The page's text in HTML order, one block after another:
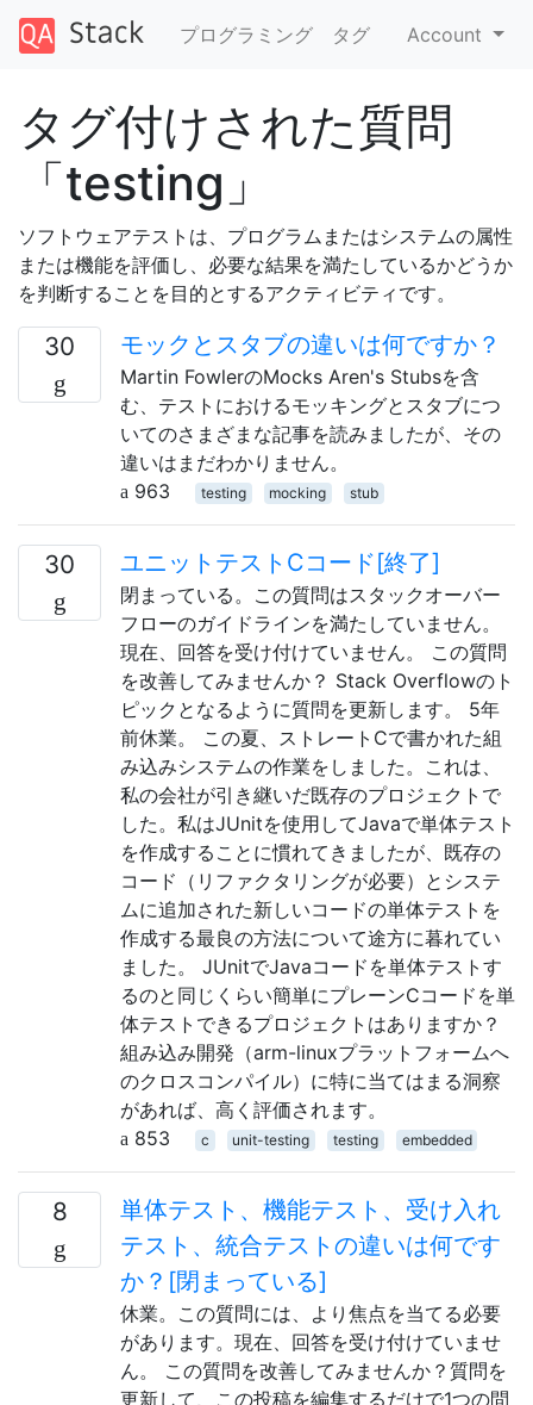
プログラミング タグ Account
タグ付けされた質問
「testing」
ソフトウェアテストは、プログラムまたはシステムの属性
または機能を評価し、必要な結果を満たしているかどうか
を判断することを目的とするアクティビティです。
30 モックとスタブの違いは何ですか？
Martin FowlerのMocks Aren's Stubsを含
む、テストにおけるモッキングとスタブにつ
いてのさまざまな記事を読みましたが、その
違いはまだわかりません。
963
testing mocking stub
30 ユニットテストCコード[終了]
閉まっている。この質問はスタックオーバー
フローのガイドラインを満たしていません。
現在、回答を受け付けていません。 この質問
を改善してみませんか？ Stack Overflowのト
ピックとなるように質問を更新します。 5年
前休業。 この夏、ストレートCで書かれた組
み込みシステムの作業をしました。これは、
私の会社が引き継いだ既存のプロジェクトで
した。私はJUnitを使用してJavaで単体テスト
を作成することに慣れてきましたが、既存の
コード（リファクタリングが必要）とシステ
ムに追加された新しいコードの単体テストを
作成する最良の方法について途方に暮れてい
ました。 JUnitでJavaコードを単体テストす
るのと同じくらい簡単にプレーンCコードを単
体テストできるプロジェクトはありますか？
組み込み開発（arm-linuxプラットフォームへ
のクロスコンパイル）に特に当てはまる洞察
があれば、高く評価されます。
853
c unit-testing testing embedded
8
単体テスト、機能テスト、受け入れ
テスト、統合テストの違いは何です
か？[閉まっている]
休業。この質問には、より焦点を当てる必要
があります。現在、回答を受け付けていませ
ん。 この質問を改善してみませんか？質問を
更新して、この投稿を編集するだけで1つの問